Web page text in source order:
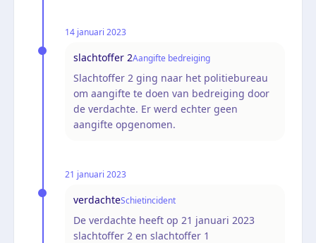
14 januari 2023
slachtoffer 2Aangifte bedreiging
Slachtoffer 2 ging naar het politiebureau
om aangifte te doen van bedreiging door
de verdachte. Er werd echter geen
aangifte opgenomen.
21 januari 2023
verdachteSchietincident
De verdachte heeft op 21 januari 2023
slachtoffer 2 en slachtoffer 1